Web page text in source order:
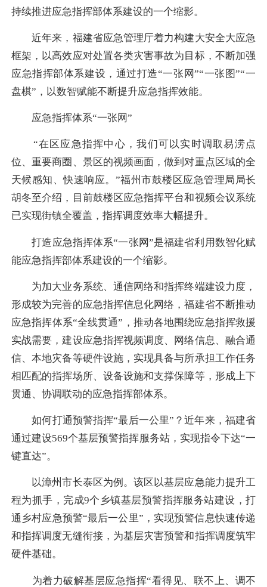
持续推进应急指挥部体系建设的一个缩影。
近年来，福建省应急管理厅着力构建大安全大应急
框架，以高效应对处置各类灾害事故为目标，不断加强
应急指挥部体系建设，通过打造“一张网”“一张图”“一
盘棋”，以数智赋能不断提升应急指挥效能。
应急指挥体系“一张网”
“在区应急指挥中心，我们可以实时调取易涝点
位、重要商圈、景区的视频画面，做到对重点区域的全
天候感知、快速响应。”福州市鼓楼区应急管理局局长
胡冬至介绍，目前鼓楼区应急指挥平台和视频会议系统
已实现街镇全覆盖，指挥调度效率大幅提升。
打造应急指挥体系“一张网”是福建省利用数智化赋
能应急指挥部体系建设的一个缩影。
为加大业务系统、通信网络和指挥终端建设力度，
形成较为完善的应急指挥信息化网络，福建省不断推动
应急指挥体系“全线贯通”，推动各地围绕应急指挥救援
实战需要，建设应急指挥视频调度、网络信息、融合通
信、本地灾备等硬件设施，实现具备与所承担工作任务
相匹配的指挥场所、设备设施和支撑保障等，形成上下
贯通、协调联动的应急指挥部体系。
如何打通预警指挥“最后一公里”？近年来，福建省
通过建设569个基层预警指挥服务站，实现指令下达“一
键直达”。
以漳州市长泰区为例。该区以基层应急能力提升工
程为抓手，完成9个乡镇基层预警指挥服务站建设，打
通乡村应急预警“最后一公里”，实现预警信息快速传递
和指挥调度无缝衔接，为基层灾害预警和指挥调度筑牢
硬件基础。
为着力破解基层应急指挥“看得见、联不上、调不